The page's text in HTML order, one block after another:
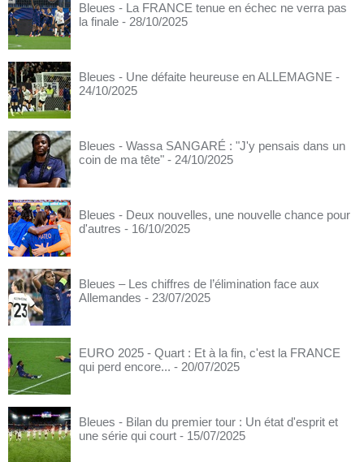
Bleues - La FRANCE tenue en échec ne verra pas
la finale - 28/10/2025
Bleues - Une défaite heureuse en ALLEMAGNE -
24/10/2025
Bleues - Wassa SANGARÉ : "J'y pensais dans un
coin de ma tête" - 24/10/2025
Bleues - Deux nouvelles, une nouvelle chance pour
d'autres - 16/10/2025
Bleues – Les chiffres de l’élimination face aux
Allemandes - 23/07/2025
EURO 2025 - Quart : Et à la fin, c'est la FRANCE
qui perd encore... - 20/07/2025
Bleues - Bilan du premier tour : Un état d'esprit et
une série qui court - 15/07/2025